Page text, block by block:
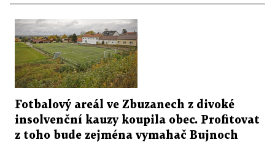
Fotbalový areál ve Zbuzanech z divoké
insolvenční kauzy koupila obec. Profitovat
z toho bude zejména vymahač Bujnoch